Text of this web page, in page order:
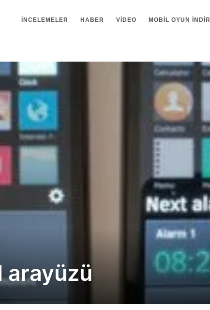
İNCELEMELER HABER VIDEO MOBIL OYUN INDIR
arayüzü